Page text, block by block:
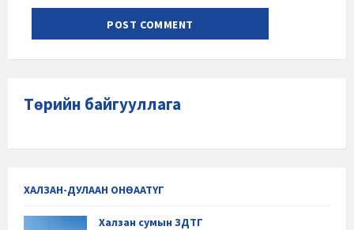
Төрийн байгууллага
ХАЛЗАН-ДУЛААН ОНӨААТҮГ
Халзан сумын ЗДТГ